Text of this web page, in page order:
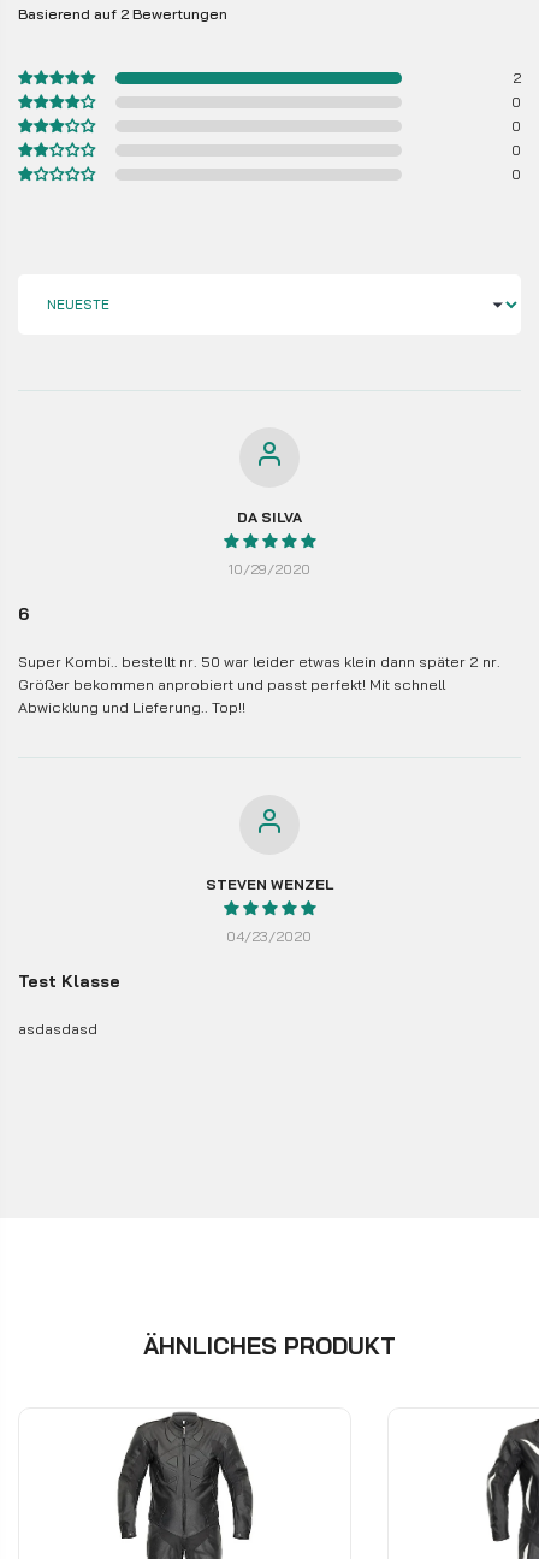
Basierend auf 2 Bewertungen
2
0
0
0
0
SORT BY
10/29/2020
DA SILVA
6
Super Kombi.. bestellt nr. 50 war leider etwas klein dann später 2 nr.
Größer bekommen anprobiert und passt perfekt! Mit schnell
Abwicklung und Lieferung.. Top!!
04/23/2020
STEVEN WENZEL
Test Klasse
asdasdasd
ÄHNLICHES PRODUKT